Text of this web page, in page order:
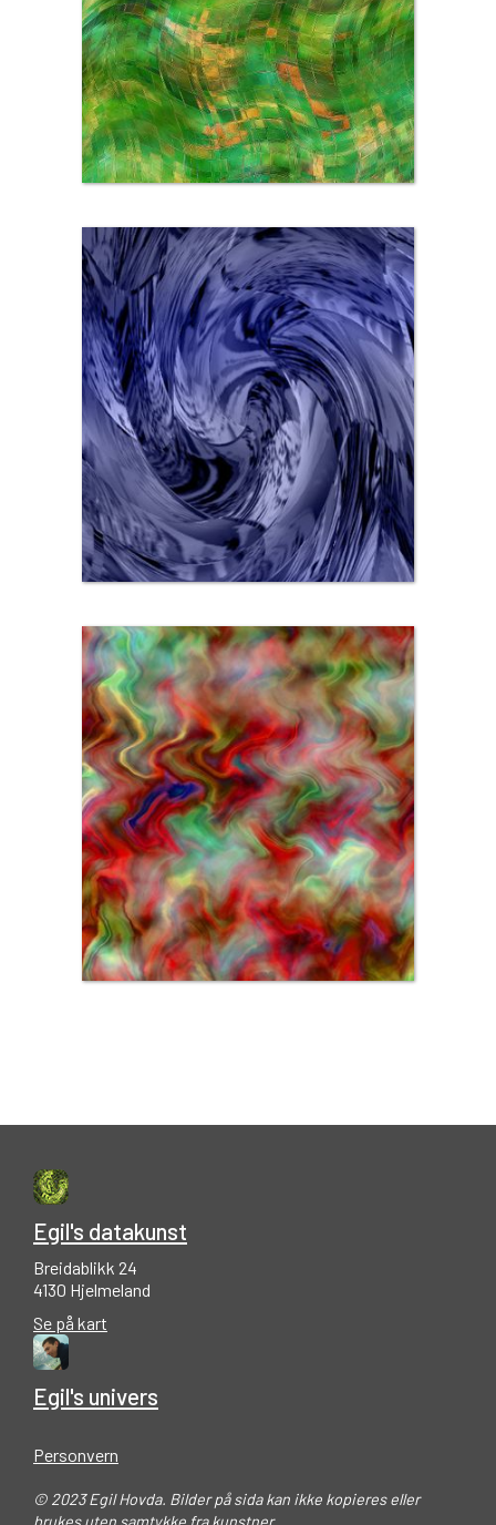
Egil's datakunst
Breidablikk 24
4130 Hjelmeland
Se på kart
Egil's univers
Personvern
© 2023 Egil Hovda. Bilder på sida kan ikke kopieres eller
brukes uten samtykke fra kunstner.